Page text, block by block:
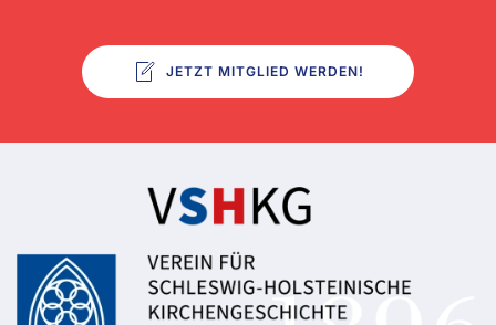
JETZT MITGLIED WERDEN!